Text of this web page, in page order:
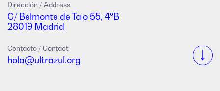
Dirección / Address
C/ Belmonte de Tajo 55, 4ºB
28019 Madrid
Contacto / Contact
hola@ultrazul.org